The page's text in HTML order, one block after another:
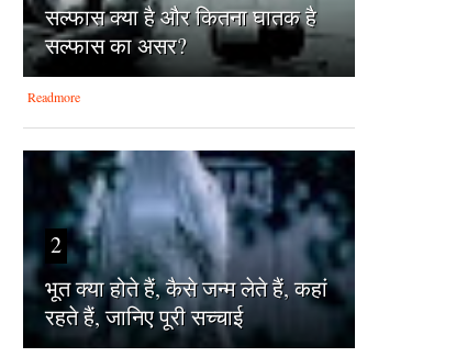
सल्फास क्या है और कितना घातक है
सल्फास का असर?
Readmore
2
भूत क्या होते हैं, कैसे जन्म लेते हैं, कहां
रहते हैं, जानिए पूरी सच्चाई